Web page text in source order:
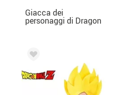
Giacca dei
personaggi di Dragon
Ball per uomo